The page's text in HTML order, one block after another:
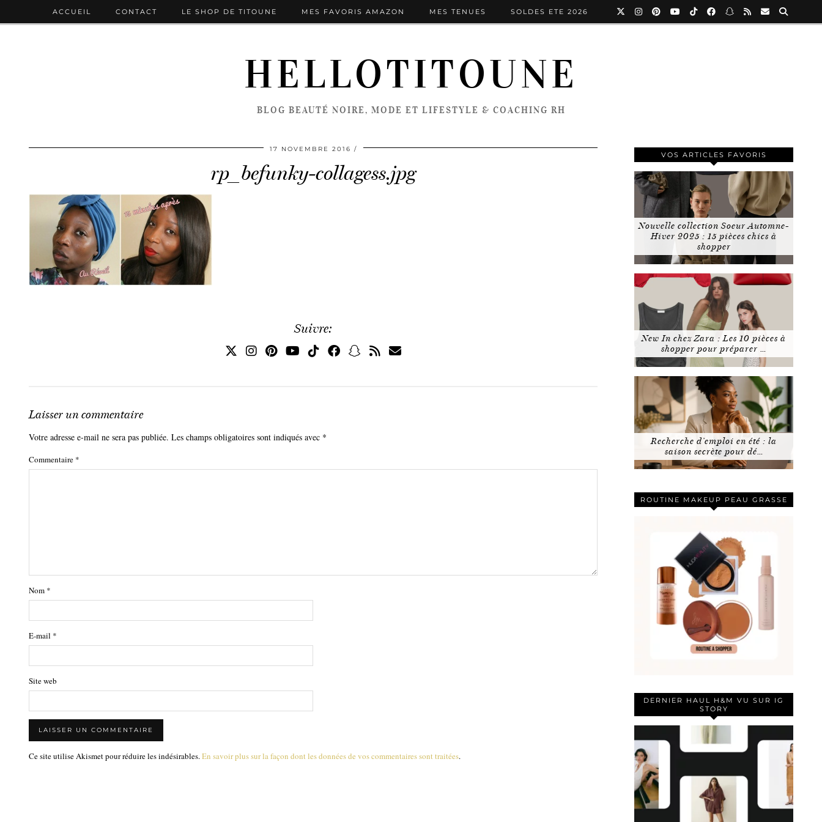
HELLOTITOUNE
BLOG BEAUTÉ NOIRE, MODE ET LIFESTYLE & COACHING RH
ACCUEIL CONTACT LE SHOP DE TITOUNE MES FAVORIS AMAZON MES TENUES SOLDES ETE 2026
17 NOVEMBRE 2016
rp_befunky-collagess.jpg
Suivre:
Laisser un commentaire
Votre adresse e-mail ne sera pas publiée. Les champs obligatoires sont indiqués avec *
Commentaire *
Nom *
E-mail *
Site web
Ce site utilise Akismet pour réduire les indésirables. En savoir plus sur la façon dont les données de vos commentaires sont traitées.
VOS ARTICLES FAVORIS
Nouvelle collection Soeur Automne-
Hiver 2025 : 15 pièces chics à
shopper
New In chez Zara : Les 10 pièces à
shopper pour préparer …
Recherche d’emploi en été : la
saison secrète pour dé…
ROUTINE MAKEUP PEAU GRASSE
DERNIER HAUL H&M VU SUR IG
STORY